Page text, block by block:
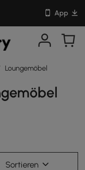
App
Loungemöbel
Sortieren